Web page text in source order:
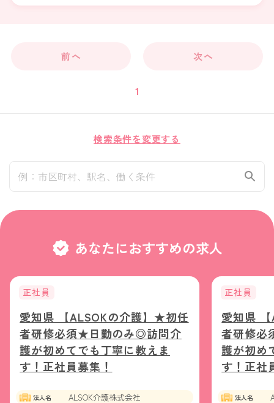
前へ
1
次へ
検索条件を変更する
あなたにおすすめの求人
正社員
愛知県 【ALSOKの介護】★初任
者研修必須★日勤のみ◎訪問介
護が初めてでも丁寧に教えま
す！正社員募集！
法人名 ALSOK介護株式会社
正社員
愛知県
者研修
護が初め
す！正社
法人名